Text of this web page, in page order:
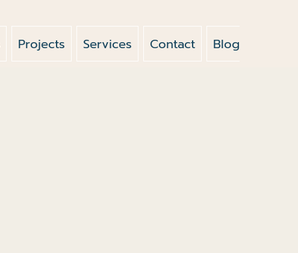
Projects Services Contact Blog